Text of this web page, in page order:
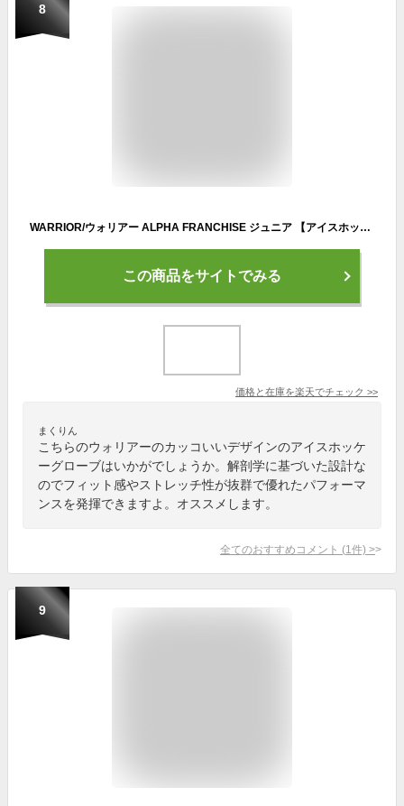
8
WARRIOR/ウォリアー ALPHA FRANCHISE ジュニア 【アイスホッケーグローブ】 2023-2024
この商品をサイトでみる
価格と在庫を楽天でチェック >>
まくりん
こちらのウォリアーのカッコいいデザインのアイスホッケ
ーグローブはいかがでしょうか。解剖学に基づいた設計な
のでフィット感やストレッチ性が抜群で優れたパフォーマ
ンスを発揮できますよ。オススメします。
全てのおすすめコメント (1 件) >
9